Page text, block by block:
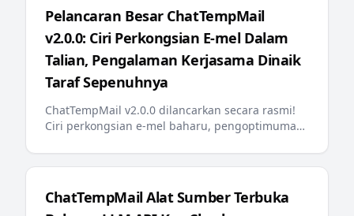
Pelancaran Besar ChatTempMail
v2.0.0: Ciri Perkongsian E-mel Dalam
Talian, Pengalaman Kerjasama Dinaik
Taraf Sepenuhnya
ChatTempMail v2.0.0 dilancarkan secara rasmi!
Ciri perkongsian e-mel baharu, pengoptimuman
berbilang bahasa, llms.txt mesra AI dan kemas
pengalaman e-mel sementara yang lebih pintar
dan mudah
ChatTempMail Alat Sumber Terbuka